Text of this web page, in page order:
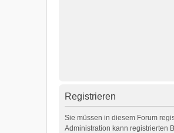
Registrieren
Sie müssen in diesem Forum
Administration kann registrierten